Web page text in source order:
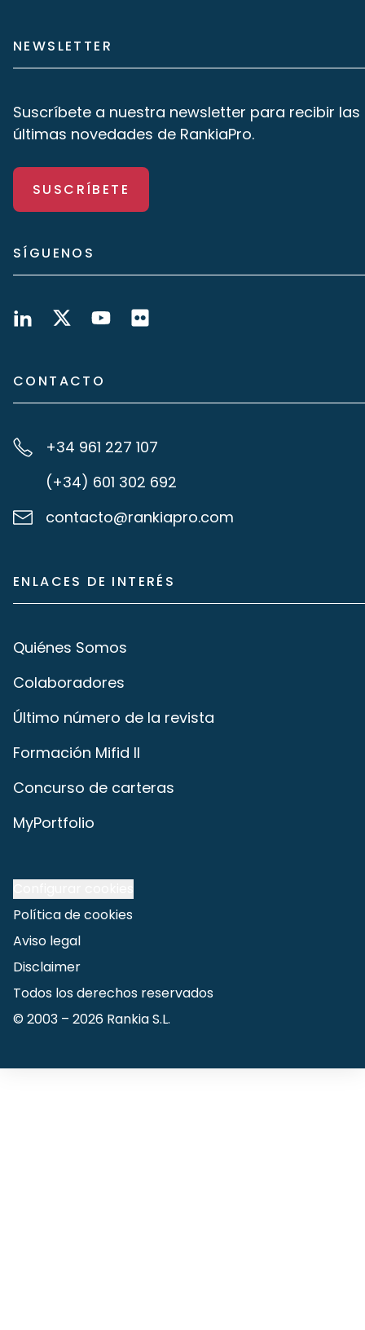
NEWSLETTER
Suscríbete a nuestra newsletter para recibir las
últimas novedades de RankiaPro.
SUSCRÍBETE
SÍGUENOS
CONTACTO
+34 961 227 107
(+34) 601 302 692
contacto@rankiapro.com
ENLACES DE INTERÉS
Quiénes Somos
Colaboradores
Último número de la revista
Formación Mifid II
Concurso de carteras
MyPortfolio
Política de cookies
Aviso legal
Disclaimer
Todos los derechos reservados
© 2003 – 2026 Rankia S.L.